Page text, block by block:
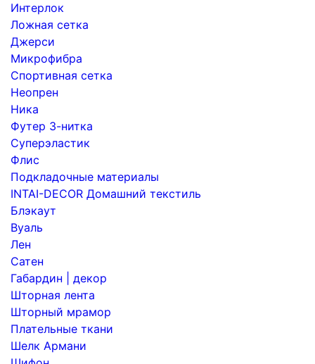
Интерлок
Ложная сетка
Джерси
Микрофибра
Спортивная сетка
Неопрен
Ника
Футер 3-нитка
Суперэластик
Флис
Подкладочные материалы
INTAI-DECOR Домашний текстиль
Блэкаут
Вуаль
Лен
Сатен
Габардин | декор
Шторная лента
Шторный мрамор
Плательные ткани
Шелк Армани